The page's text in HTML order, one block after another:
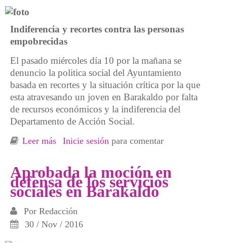
Indiferencia y recortes contra las personas
empobrecidas
El pasado miércoles día 10 por la mañana se
denuncio la politica social del Ayuntamiento
basada en recortes y la situación crítica por la que
esta atravesando un joven en Barakaldo por falta
de recursos económicos y la indiferencia del
Departamento de Acción Social.
Leer más sobre Denuncia de nuevos recortes en los
Inicie sesión para comentar
Aprobada la moción en
defensa de los servicios
sociales en Barakaldo
Por Redacción
30 / Nov / 2016